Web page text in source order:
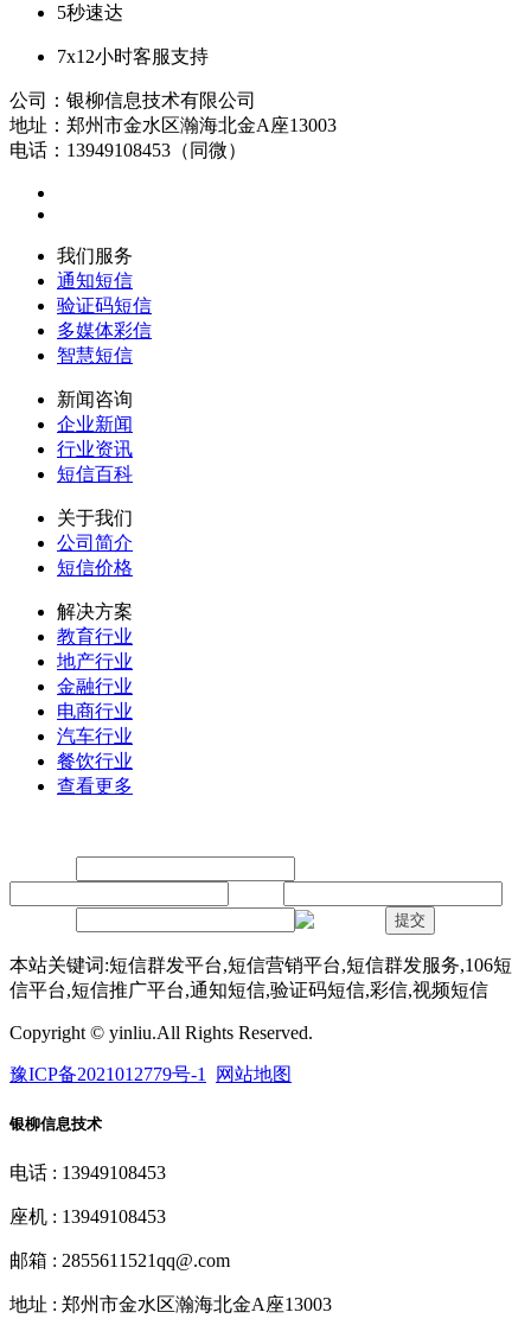
5秒速达
7x12小时客服支持
公司：银柳信息技术有限公司
地址：郑州市金水区瀚海北金A座13003
电话：13949108453（同微）
我们服务
通知短信
验证码短信
多媒体彩信
智慧短信
新闻咨询
企业新闻
行业资讯
短信百科
关于我们
公司简介
短信价格
解决方案
教育行业
地产行业
金融行业
电商行业
汽车行业
餐饮行业
查看更多
提交
本站关键词:短信群发平台,短信营销平台,短信群发服务,106短
信平台,短信推广平台,通知短信,验证码短信,彩信,视频短信
Copyright © yinliu.All Rights Reserved.
豫ICP备2021012779号-1 网站地图
银柳信息技术
电话 : 13949108453
座机 : 13949108453
邮箱 : 2855611521qq@.com
地址 : 郑州市金水区瀚海北金A座13003